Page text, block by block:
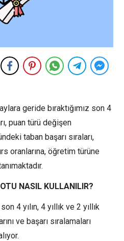
geride bıraktığımız son 4
puan türü değişen
taban başarı sıraları,
oranlarına, öğretim türüne
NASIL KULLANILIR?
4 yılın, 4 yıllık ve 2 yıllık
ve başarı sıralamaları